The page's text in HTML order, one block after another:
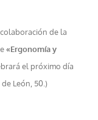
colaboración de la
«Ergonomía y
el próximo día
León, 50.)